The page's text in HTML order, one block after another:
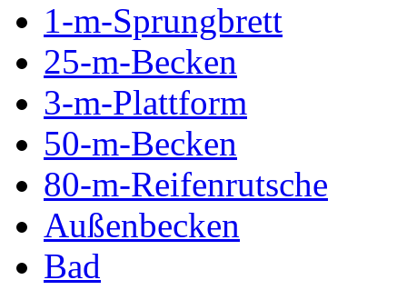
1-m-Sprungbrett
25-m-Becken
3-m-Plattform
50-m-Becken
80-m-Reifenrutsche
Außenbecken
Bad